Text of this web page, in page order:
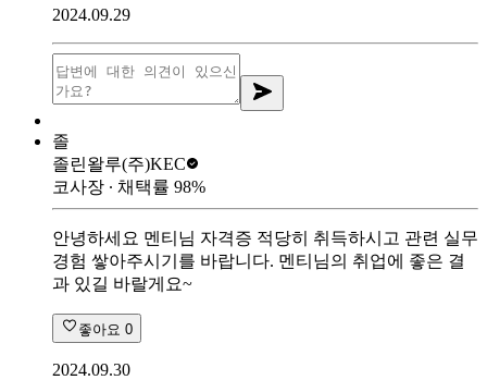
2024.09.29
졸
졸린왈루(주)KEC
코사장 ∙ 채택률 98%
안녕하세요 멘티님 자격증 적당히 취득하시고 관련 실무
경험 쌓아주시기를 바랍니다. 멘티님의 취업에 좋은 결
과 있길 바랄게요~
좋아요 0
2024.09.30